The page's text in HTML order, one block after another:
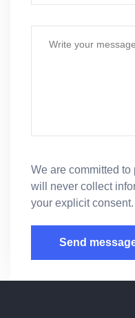
We are committed
will never collect
your explicit consent.
Send